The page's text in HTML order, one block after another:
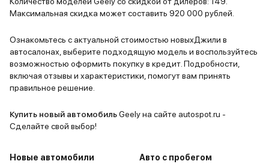
ваш выбор.
Максимальная скидка может составить 920 000 рублей.
Ознакомьтесь с актуальной стоимостью новыхДжили в
автосалонах, выберите подходящую модель и воспользуйтесь
возможностью оформить покупку в кредит. Подробности,
включая отзывы и характеристики, помогут вам принять
правильное решение.
Купить новый автомобильGeely на сайте autospot.ru -
Сделайте свой выбор!
Новые автомобили
Авто с пробегом